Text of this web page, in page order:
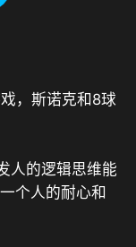
，斯诺克和8球
人的逻辑思维能
个人的耐心和